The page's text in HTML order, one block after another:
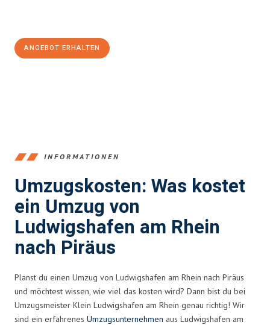
ANGEBOT ERHALTEN
INFORMATIONEN
Umzugskosten: Was kostet
ein Umzug von
Ludwigshafen am Rhein
nach Piräus
Planst du einen Umzug von Ludwigshafen am Rhein nach Piräus
und möchtest wissen, wie viel das kosten wird? Dann bist du bei
Umzugsmeister Klein Ludwigshafen am Rhein genau richtig! Wir
sind ein erfahrenes Umzugsunternehmen aus Ludwigshafen am